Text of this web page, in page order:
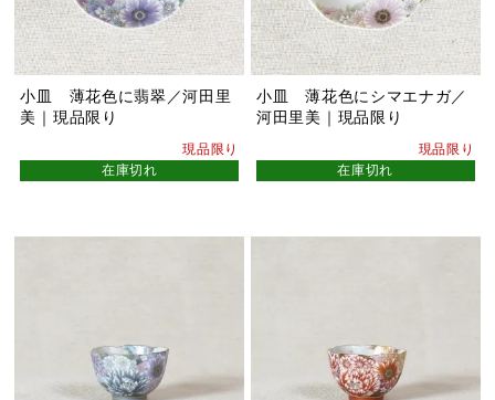
小皿 薄花色に翡翠／河田里
美｜現品限り
現品限り
在庫切れ
小皿 薄花色にシマエナガ／
河田里美｜現品限り
現品限り
在庫切れ